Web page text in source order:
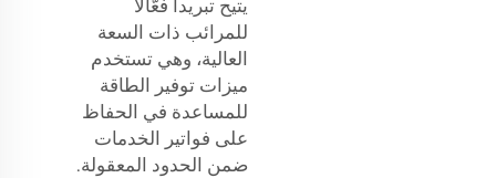
يتيح تبريداً فعّالاً
للمرائب ذات السعة
العالية، وهي تستخدم
ميزات توفير الطاقة
للمساعدة في الحفاظ
على فواتير الخدمات
ضمن الحدود المعقولة.